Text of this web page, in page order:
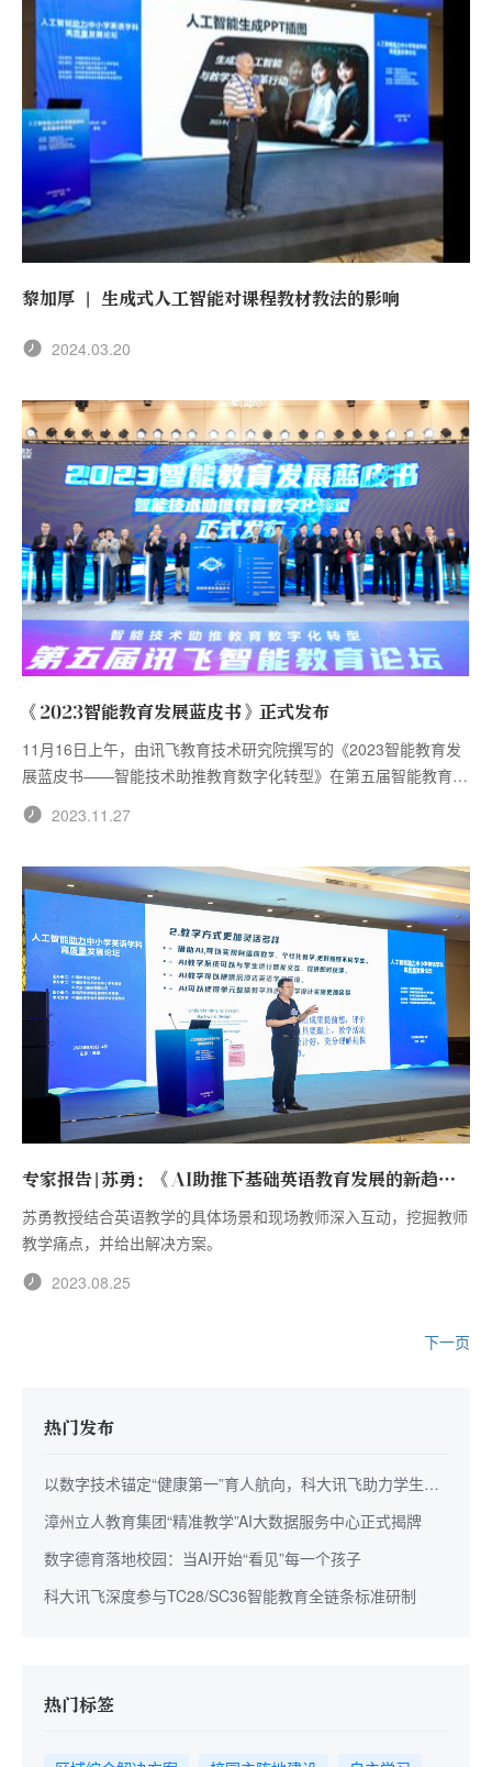
黎加厚 | 生成式人工智能对课程教材教法的影响
2024.03.20
《2023智能教育发展蓝皮书》正式发布
11月16日上午，由讯飞教育技术研究院撰写的《2023智能教育发
展蓝皮书——智能技术助推教育数字化转型》在第五届智能教育论
坛上正式发布。
2023.11.27
专家报告|苏勇：《AI助推下基础英语教育发展的新趋
势》
苏勇教授结合英语教学的具体场景和现场教师深入互动，挖掘教师
教学痛点，并给出解决方案。
2023.08.25
下一页
热门发布
以数字技术锚定“健康第一”育人航向，科大讯飞助力学生身
心全面成长
漳州立人教育集团“精准教学”AI大数据服务中心正式揭牌
数字德育落地校园：当AI开始“看见”每一个孩子
科大讯飞深度参与TC28/SC36智能教育全链条标准研制
热门标签